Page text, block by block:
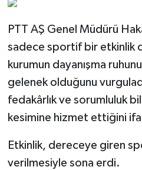
PTT AŞ Genel Müdürü
sadece sportif bir etkinlik
kurumun dayanışma
gelenek olduğunu
fedakârlık ve sorumluluk
kesimine hizmet ettiğini
Etkinlik, dereceye giren
verilmesiyle sona erdi.